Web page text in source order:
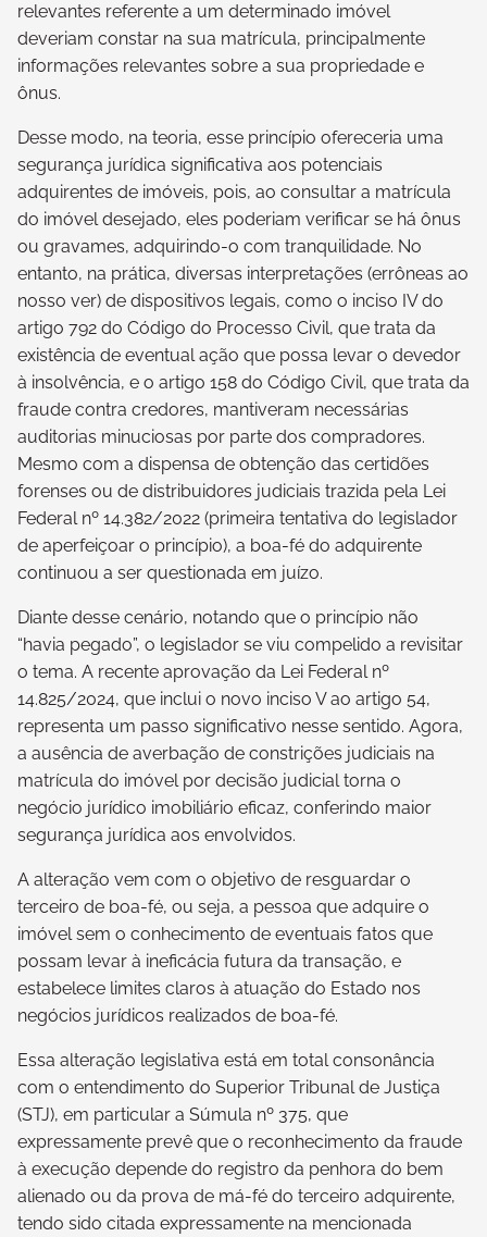
relevantes referente a um determinado imóvel
deveriam constar na sua matrícula, principalmente
informações relevantes sobre a sua propriedade e
ônus.
Desse modo, na teoria, esse princípio ofereceria uma
segurança jurídica significativa aos potenciais
adquirentes de imóveis, pois, ao consultar a matrícula
do imóvel desejado, eles poderiam verificar se há ônus
ou gravames, adquirindo-o com tranquilidade. No
entanto, na prática, diversas interpretações (errôneas ao
nosso ver) de dispositivos legais, como o inciso IV do
artigo 792 do Código do Processo Civil, que trata da
existência de eventual ação que possa levar o devedor
à insolvência, e o artigo 158 do Código Civil, que trata da
fraude contra credores, mantiveram necessárias
auditorias minuciosas por parte dos compradores.
Mesmo com a dispensa de obtenção das certidões
forenses ou de distribuidores judiciais trazida pela Lei
Federal nº 14.382/2022 (primeira tentativa do legislador
de aperfeiçoar o princípio), a boa-fé do adquirente
continuou a ser questionada em juízo.
Diante desse cenário, notando que o princípio não
“havia pegado”, o legislador se viu compelido a revisitar
o tema. A recente aprovação da Lei Federal nº
14.825/2024, que inclui o novo inciso V ao artigo 54,
representa um passo significativo nesse sentido. Agora,
a ausência de averbação de constrições judiciais na
matrícula do imóvel por decisão judicial torna o
negócio jurídico imobiliário eficaz, conferindo maior
segurança jurídica aos envolvidos.
A alteração vem com o objetivo de resguardar o
terceiro de boa-fé, ou seja, a pessoa que adquire o
imóvel sem o conhecimento de eventuais fatos que
possam levar à ineficácia futura da transação, e
estabelece limites claros à atuação do Estado nos
negócios jurídicos realizados de boa-fé.
Essa alteração legislativa está em total consonância
com o entendimento do Superior Tribunal de Justiça
(STJ), em particular a Súmula nº 375, que
expressamente prevê que o reconhecimento da fraude
à execução depende do registro da penhora do bem
alienado ou da prova de má-fé do terceiro adquirente,
tendo sido citada expressamente na mencionada